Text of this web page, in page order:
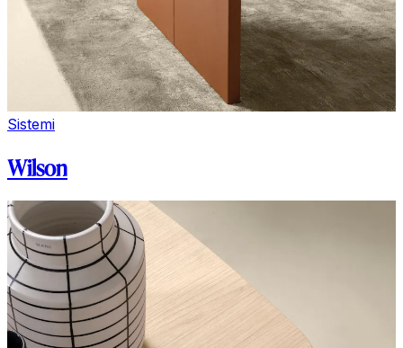
Sistemi
Wilson